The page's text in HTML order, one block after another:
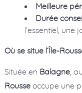
Meilleure
Durée
l’essentiel, une
Où se situe l’Île-
Située en Balagne,
Rousseoccupe une